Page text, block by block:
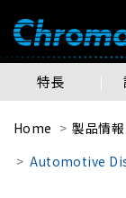
特長
Home 製品情報
Automotive